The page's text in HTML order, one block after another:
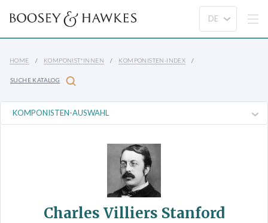
HOME KOMPONIST*INNEN KOMPONISTEN-INDEX
SUCHE KATALOG
Charles Villiers Stanford